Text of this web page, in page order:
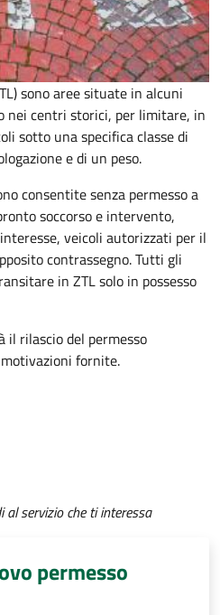
sono aree situate in alcuni
nei centri storici, per limitare, in
sotto una specifica classe di
e di un peso.
consentite senza permesso a
soccorso e intervento,
veicoli autorizzati per il
contrassegno. Tutti gli
in ZTL solo in possesso
il rilascio del permesso
fornite.
al servizio che ti interessa
permesso